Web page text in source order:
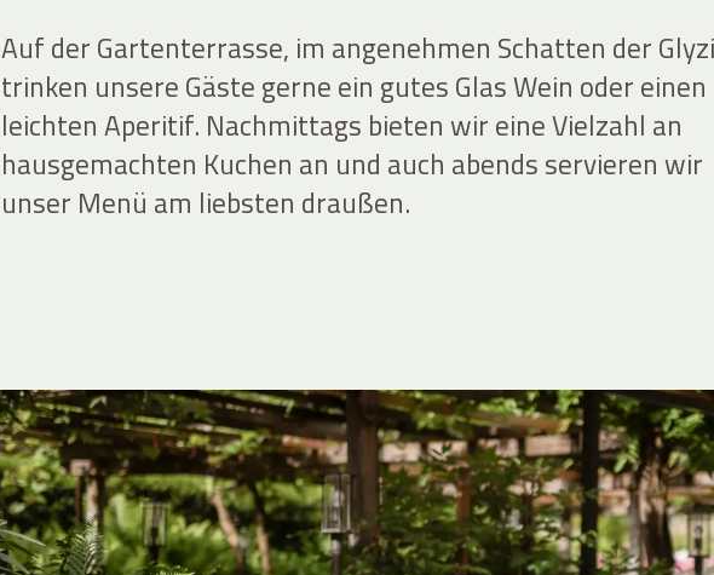
Auf der Gartenterrasse, im angenehmen Schatten der
trinken unsere Gäste gerne ein gutes Glas Wein oder einen
leichten Aperitif. Nachmittags bieten wir eine Vielzahl an
hausgemachten Kuchen an und auch abends servieren wir
unser Menü am liebsten draußen.